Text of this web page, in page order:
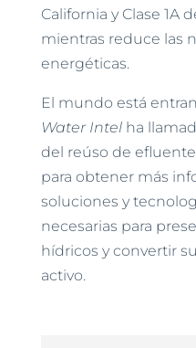
California y Clase 1A
mientras reduce las
energéticas.
El mundo está
Water Intelha
del reúso de
para obtener más
soluciones y
necesarias para
hídricos y convertir
activo.